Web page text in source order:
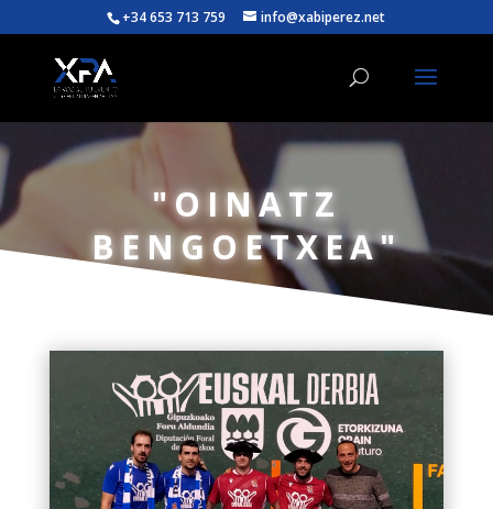
+34 653 713 759 info@xabiperez.net
"OINATZ
BENGOETXEA"